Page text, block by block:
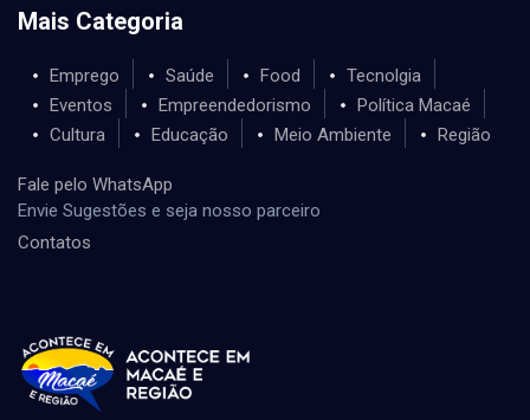
Mais Categoria
Emprego Saúde Food
Tecnolgia
Eventos
Empreendedorismo
Política Macaé
Cultura
Educação Meio Ambiente Região
Fale pelo WhatsApp
Envie Sugestões e seja nosso parceiro
Contatos